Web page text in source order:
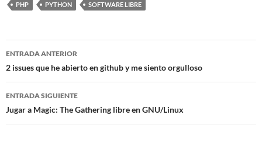
PHP
PYTHON SOFTWARE LIBRE
Navegación
de
entradas
ENTRADA ANTERIOR
2 issues que he abierto en github y me siento orgulloso
ENTRADA SIGUIENTE
Jugar a Magic: The Gathering libre en GNU/Linux